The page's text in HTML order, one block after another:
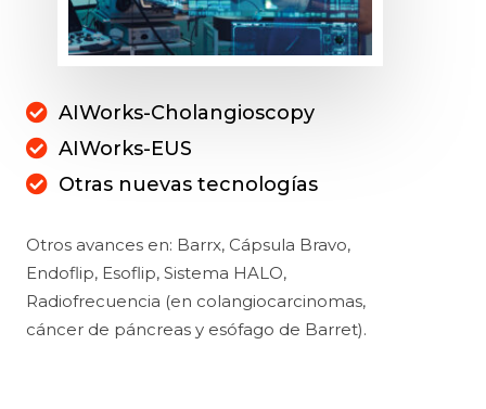
AIWorks-Cholangioscopy
AIWorks-EUS
Otras nuevas tecnologías
Otros avances en: Barrx, Cápsula Bravo,
Endoflip, Esoflip, Sistema HALO,
Radiofrecuencia (en colangiocarcinomas,
cáncer de páncreas y esófago de Barret).